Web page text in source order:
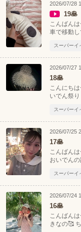
2026/07/28
19🥞
こんばん
車で移動
スーパーイ
2026/07/27
18🥞
こんにち
いでん祭
スーパーイ
2026/07/25
17🥞
こんばん
おいでん
スーパーイ
2026/07/24
16🥞
こんばん
きなの🥰LINE
甲信越
関東